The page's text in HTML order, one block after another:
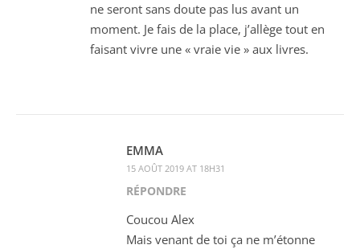
ne seront sans doute pas lus avant un
moment. Je fais de la place, j’allège tout en
faisant vivre une « vraie vie » aux livres.
EMMA
15 AOÛT 2019 AT 18H31
RÉPONDRE
Coucou Alex
Mais venant de toi ça ne m’étonne